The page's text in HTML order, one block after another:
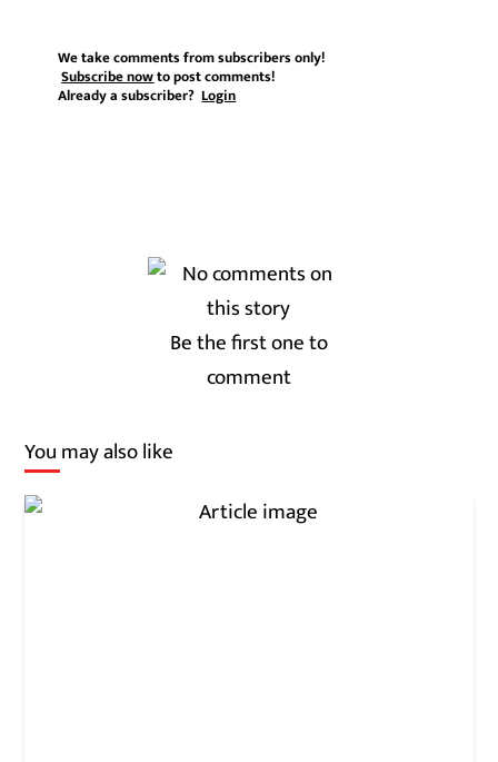
We take comments from subscribers only!
Subscribe nowto post comments!
Already a subscriber?Login
Be the first one to
comment
You may also like